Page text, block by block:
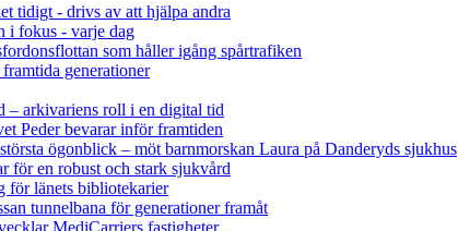
tidigt - drivs av att hjälpa andra
i fokus - varje dag
som håller igång spårtrafiken
generationer
– arkivariens roll i en digital tid
Peder bevarar inför framtiden
ögonblick – möt barnmorskan Laura på Danderyds sjukhus
för en robust och stark sjukvård
för länets bibliotekarier
tunnelbana för generationer framåt
MediCarriers fastigheter